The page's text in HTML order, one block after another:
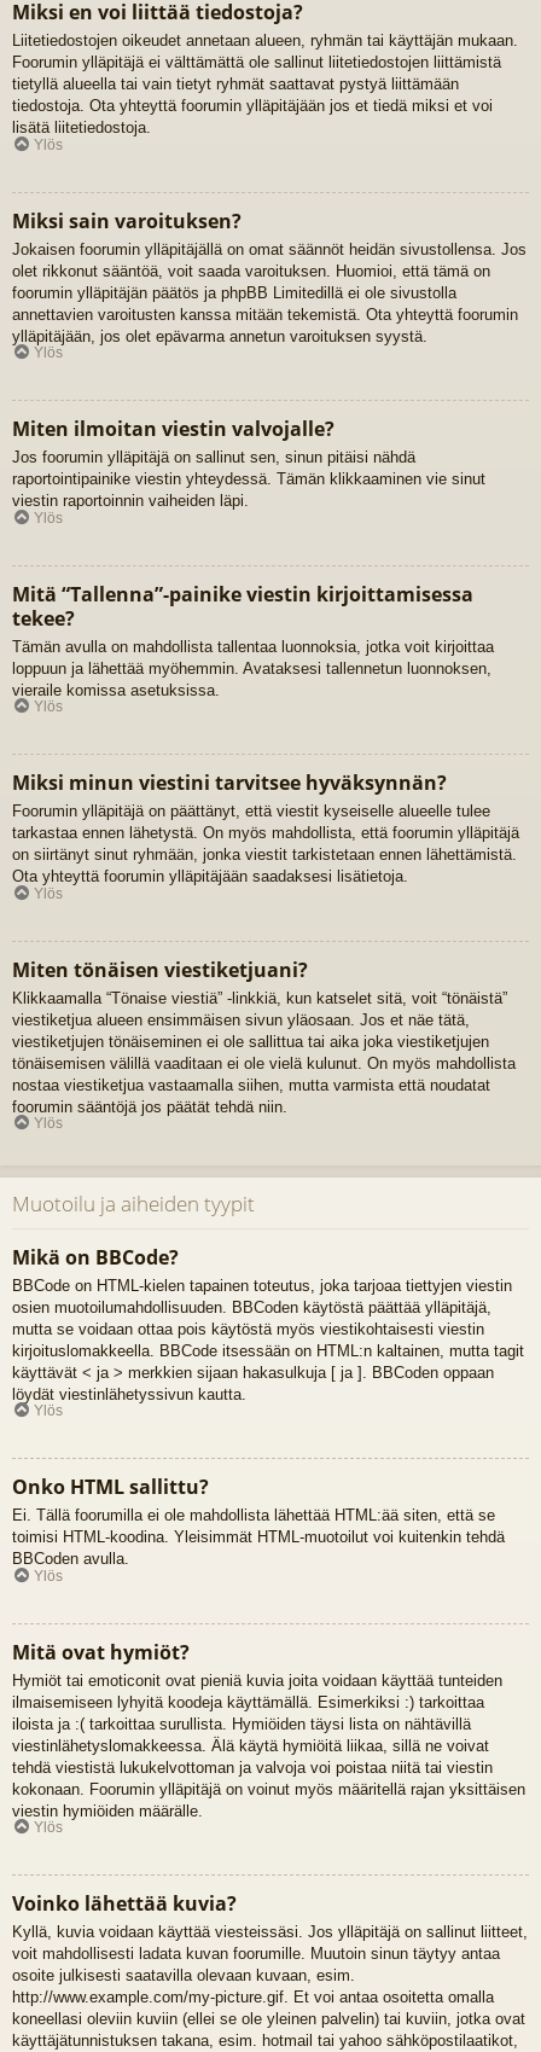
Miksi en voi liittää tiedostoja?
Liitetiedostojen oikeudet annetaan alueen, ryhmän tai käyttäjän mukaan.
Foorumin ylläpitäjä ei välttämättä ole sallinut liitetiedostojen liittämistä
tietyllä alueella tai vain tietyt ryhmät saattavat pystyä liittämään
tiedostoja. Ota yhteyttä foorumin ylläpitäjään jos et tiedä miksi et voi
lisätä liitetiedostoja.
Ylös
Miksi sain varoituksen?
Jokaisen foorumin ylläpitäjällä on omat säännöt heidän sivustollensa. Jos
olet rikkonut sääntöä, voit saada varoituksen. Huomioi, että tämä on
foorumin ylläpitäjän päätös ja phpBB Limitedillä ei ole sivustolla
annettavien varoitusten kanssa mitään tekemistä. Ota yhteyttä foorumin
ylläpitäjään, jos olet epävarma annetun varoituksen syystä.
Ylös
Miten ilmoitan viestin valvojalle?
Jos foorumin ylläpitäjä on sallinut sen, sinun pitäisi nähdä
raportointipainike viestin yhteydessä. Tämän klikkaaminen vie sinut
viestin raportoinnin vaiheiden läpi.
Ylös
Mitä “Tallenna”-painike viestin kirjoittamisessa
tekee?
Tämän avulla on mahdollista tallentaa luonnoksia, jotka voit kirjoittaa
loppuun ja lähettää myöhemmin. Avataksesi tallennetun luonnoksen,
vieraile komissa asetuksissa.
Ylös
Miksi minun viestini tarvitsee hyväksynnän?
Foorumin ylläpitäjä on päättänyt, että viestit kyseiselle alueelle tulee
tarkastaa ennen lähetystä. On myös mahdollista, että foorumin ylläpitäjä
on siirtänyt sinut ryhmään, jonka viestit tarkistetaan ennen lähettämistä.
Ota yhteyttä foorumin ylläpitäjään saadaksesi lisätietoja.
Ylös
Miten tönäisen viestiketjuani?
Klikkaamalla “Tönaise viestiä” -linkkiä, kun katselet sitä, voit “tönäistä”
viestiketjua alueen ensimmäisen sivun yläosaan. Jos et näe tätä,
viestiketjujen tönäiseminen ei ole sallittua tai aika joka viestiketjujen
tönäisemisen välillä vaaditaan ei ole vielä kulunut. On myös mahdollista
nostaa viestiketjua vastaamalla siihen, mutta varmista että noudatat
foorumin sääntöjä jos päätät tehdä niin.
Ylös
Muotoilu ja aiheiden tyypit
Mikä on BBCode?
BBCode on HTML-kielen tapainen toteutus, joka tarjoaa tiettyjen viestin
osien muotoilumahdollisuuden. BBCoden käytöstä päättää ylläpitäjä,
mutta se voidaan ottaa pois käytöstä myös viestikohtaisesti viestin
kirjoituslomakkeella. BBCode itsessään on HTML:n kaltainen, mutta tagit
käyttävät < ja > merkkien sijaan hakasulkuja [ ja ]. BBCoden oppaan
löydät viestinlähetyssivun kautta.
Ylös
Onko HTML sallittu?
Ei. Tällä foorumilla ei ole mahdollista lähettää HTML:ää siten, että se
toimisi HTML-koodina. Yleisimmät HTML-muotoilut voi kuitenkin tehdä
BBCoden avulla.
Ylös
Mitä ovat hymiöt?
Hymiöt tai emoticonit ovat pieniä kuvia joita voidaan käyttää tunteiden
ilmaisemiseen lyhyitä koodeja käyttämällä. Esimerkiksi :) tarkoittaa
iloista ja :( tarkoittaa surullista. Hymiöiden täysi lista on nähtävillä
viestinlähetyslomakkeessa. Älä käytä hymiöitä liikaa, sillä ne voivat
tehdä viestistä lukukelvottoman ja valvoja voi poistaa niitä tai viestin
kokonaan. Foorumin ylläpitäjä on voinut myös määritellä rajan yksittäisen
viestin hymiöiden määrälle.
Ylös
Voinko lähettää kuvia?
Kyllä, kuvia voidaan käyttää viesteissäsi. Jos ylläpitäjä on sallinut liitteet,
voit mahdollisesti ladata kuvan foorumille. Muutoin sinun täytyy antaa
osoite julkisesti saatavilla olevaan kuvaan, esim.
http://www.example.com/my-picture.gif. Et voi antaa osoitetta omalla
koneellasi oleviin kuviin (ellei se ole yleinen palvelin) tai kuviin, jotka ovat
käyttäjätunnistuksen takana, esim. hotmail tai yahoo sähköpostilaatikot,